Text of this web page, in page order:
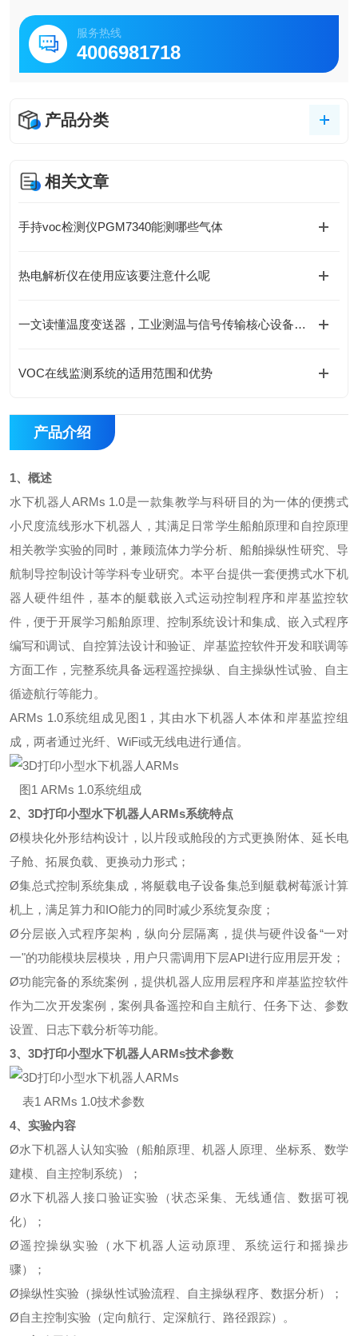
服务热线
4006981718
产品分类
相关文章
手持voc检测仪PGM7340能测哪些气体
热电解析仪在使用应该要注意什么呢
一文读懂温度变送器，工业测温与信号传输核心设备指南
VOC在线监测系统的适用范围和优势
产品介绍
1、概述
水下机器人ARMs 1.0是一款集教学与科研目的为一体的便携式
小尺度流线形水下机器人，其满足日常学生船舶原理和自控原理
相关教学实验的同时，兼顾流体力学分析、船舶操纵性研究、导
航制导控制设计等学科专业研究。本平台提供一套便携式水下机
器人硬件组件，基本的艇载嵌入式运动控制程序和岸基监控软
件，便于开展学习船舶原理、控制系统设计和集成、嵌入式程序
编写和调试、自控算法设计和验证、岸基监控软件开发和联调等
方面工作，完整系统具备远程遥控操纵、自主操纵性试验、自主
循迹航行等能力。
ARMs 1.0系统组成见图1，其由水下机器人本体和岸基监控组
成，两者通过光纤、WiFi或无线电进行通信。
图1 ARMs 1.0系统组成
2、 3D打印小型水下机器人ARMs系统特点
Ø模块化外形结构设计，以片段或舱段的方式更换附体、延长电
子舱、拓展负载、更换动力形式；
Ø集总式控制系统集成，将艇载电子设备集总到艇载树莓派计算
机上，满足算力和IO能力的同时减少系统复杂度；
Ø分层嵌入式程序架构，纵向分层隔离，提供与硬件设备“一对
一"的功能模块层模块，用户只需调用下层API进行应用层开发；
Ø功能完备的系统案例，提供机器人应用层程序和岸基监控软件
作为二次开发案例，案例具备遥控和自主航行、任务下达、参数
设置、日志下载分析等功能。
3、 3D打印小型水下机器人ARMs技术参数
表1 ARMs 1.0技术参数
4、实验内容
Ø水下机器人认知实验（船舶原理、机器人原理、坐标系、数学
建模、自主控制系统）；
Ø水下机器人接口验证实验（状态采集、无线通信、数据可视
化）；
Ø遥控操纵实验（水下机器人运动原理、系统运行和摇操步
骤）；
Ø操纵性实验（操纵性试验流程、自主操纵程序、数据分析）；
Ø自主控制实验（定向航行、定深航行、路径跟踪）。